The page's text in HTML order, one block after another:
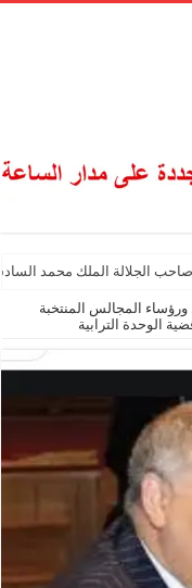
صاحب الجلالة الملك محمد
المجالس المنتخبة
الوحدة الترابية